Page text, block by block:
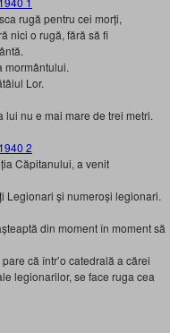
rugă pentru cei morţi,
nici o rugă, fără să fi
mormântului.
Lor.
nu e mai mare de trei metri.
Căpitanului, a venit
Legionari şi numeroşi legionari.
din moment în moment să
că într’o catedrală a cărei
legionarilor, se face ruga cea